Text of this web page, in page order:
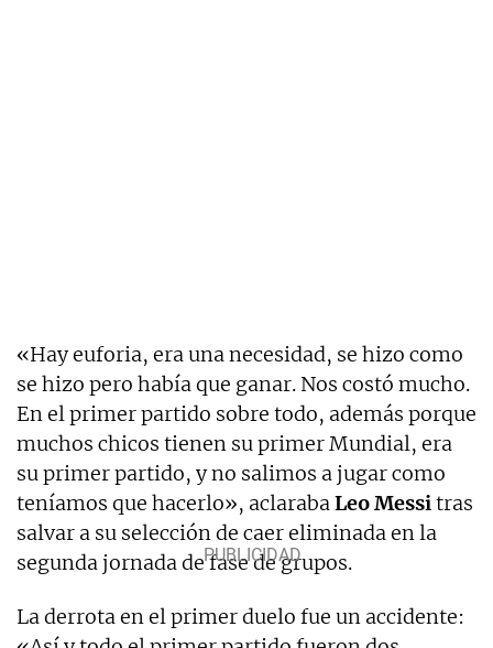
«Hay euforia, era una necesidad, se hizo como
se hizo pero había que ganar. Nos costó mucho.
En el primer partido sobre todo, además porque
muchos chicos tienen su primer Mundial, era
su primer partido, y no salimos a jugar como
teníamos que hacerlo», aclarabaLeo Messitras
salvar a su selección de caer eliminada en la
segunda jornada de fase de grupos.
La derrota en el primer duelo fue un accidente: